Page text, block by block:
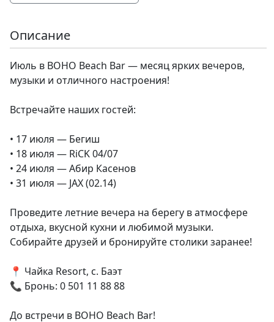
Описание
Июль в BOHO Beach Bar — месяц ярких вечеров,
музыки и отличного настроения!
Встречайте наших гостей:
• 17 июля — Бегиш
• 18 июля — RiCK 04/07
• 24 июля — Абир Касенов
• 31 июля — JAX (02.14)
Проведите летние вечера на берегу в атмосфере
отдыха, вкусной кухни и любимой музыки.
Собирайте друзей и бронируйте столики заранее!
📍 Чайка Resort, с. Баэт
📞 Бронь: 0 501 11 88 88
До встречи в BOHO Beach Bar!